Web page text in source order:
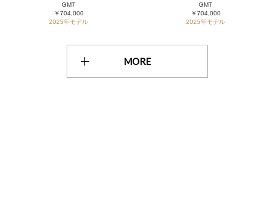
GMT
￥704,000
2025年モデル
GMT
￥704,000
2025年モデル
MORE